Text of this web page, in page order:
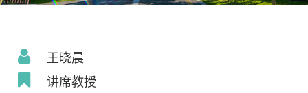
王晓晨
讲席教授